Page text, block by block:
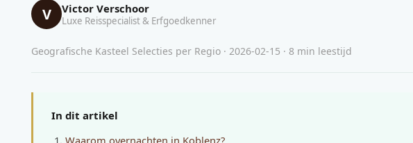
V Victor Verschoor
Luxe Reisspecialist & Erfgoedkenner
Geografische Kasteel Selecties per Regio · 2026-02-15 · 8 min leestijd
In dit artikel
Waarom overnachten in Koblenz?